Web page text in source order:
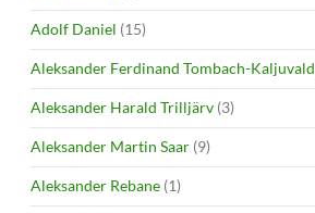
Adolf Daniel (15)
Aleksander Ferdinand Tombach-Kaljuvald
Aleksander Harald Trilljärv (3)
Aleksander Martin Saar (9)
Aleksander Rebane (1)